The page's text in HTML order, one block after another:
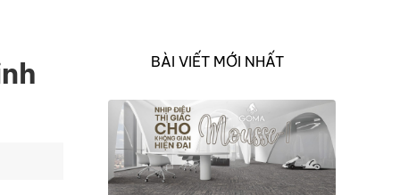
BÀI VIẾT MỚI NHẤT